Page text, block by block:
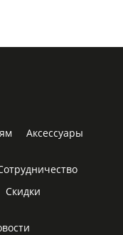
Аксессуары
Скидки